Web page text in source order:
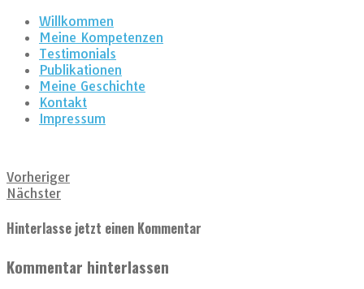
Willkommen
Meine Kompetenzen
Testimonials
Publikationen
Meine Geschichte
Kontakt
Impressum
Vorheriger
Nächster
Hinterlasse jetzt einen Kommentar
Kommentar hinterlassen